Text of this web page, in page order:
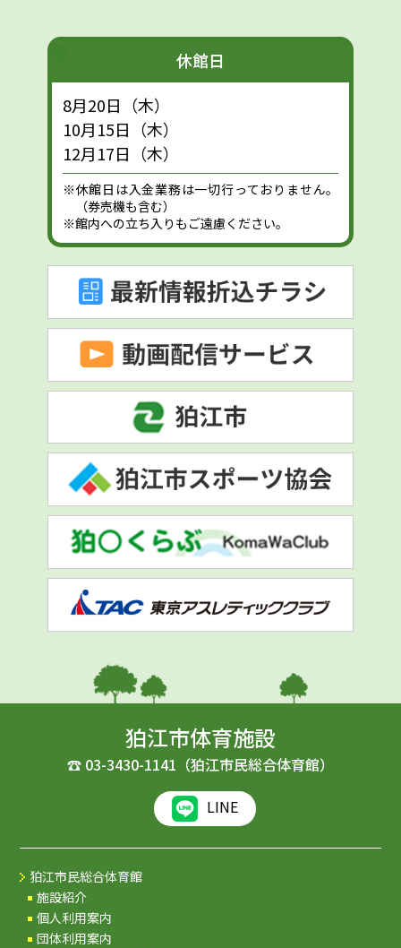
休館日
8月20日（木）
10月15日（木）
12月17日（木）
※休館日は入金業務は一切行っておりません。
（券売機も含む）
※館内への立ち入りもご遠慮ください。
狛江市体育施設
☎ 03-3430-1141 （狛江市民総合体育館）
LINE
狛江市民総合体育館
施設紹介
個人利用案内
団体利用案内